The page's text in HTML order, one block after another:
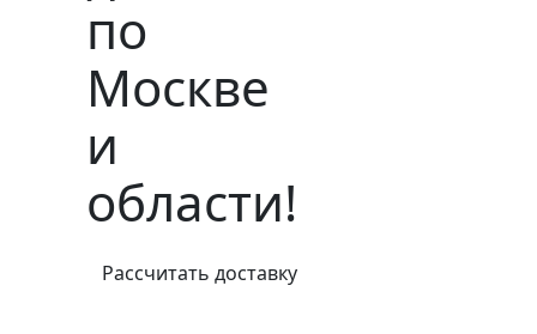
по
Москве
и
области!
Рассчитать доставку